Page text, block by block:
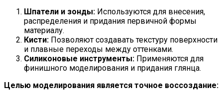
Шпатели и зонды: Используются для внесения,
распределения и придания первичной формы
материалу.
Кисти: Позволяют создавать текстуру поверхности
и плавные переходы между оттенками.
Силиконовые инструменты: Применяются для
финишного моделирования и придания глянца.
Целью моделирования является точное воссоздание: